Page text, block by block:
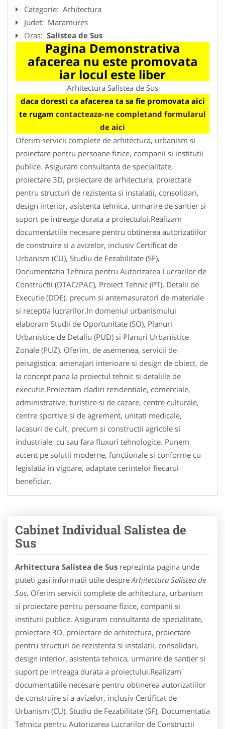
Categorie: Arhitectura
Judet: Maramures
Oras: Salistea de Sus
Pagina Demonstrativa
afacerea nu este promovata
iar locul este liber
Arhitectura Salistea de Sus
daca doresti ca afacerea ta sa fie promovata aici
te rugam contacteaza-ne completand formularul
de aici
Oferim servicii complete de arhitectura, urbanism si
proiectare pentru persoane fizice, companii si institutii
publice. Asiguram consultanta de specialitate,
proiectare 3D, proiectare de arhitectura, proiectare
pentru structuri de rezistenta si instalatii, consolidari,
design interior, asistenta tehnica, urmarire de santier si
suport pe intreaga durata a proiectului.Realizam
documentatiile necesare pentru obtinerea autorizatiilor
de construire si a avizelor, inclusiv Certificat de
Urbanism (CU), Studiu de Fezabilitate (SF),
Documentatia Tehnica pentru Autorizarea Lucrarilor de
Constructii (DTAC/PAC), Proiect Tehnic (PT), Detalii de
Executie (DDE), precum si antemasuratori de materiale
si receptia lucrarilor.In domeniul urbanismului
elaboram Studii de Oportunitate (SO), Planuri
Urbanistice de Detaliu (PUD) si Planuri Urbanistice
Zonale (PUZ). Oferim, de asemenea, servicii de
peisagistica, amenajari interioare si design de obiect, de
la concept pana la proiectul tehnic si detaliile de
executie.Proiectam cladiri rezidentiale, comerciale,
administrative, turistice si de cazare, centre culturale,
centre sportive si de agrement, unitati medicale,
lacasuri de cult, precum si constructii agricole si
industriale, cu sau fara fluxuri tehnologice. Punem
accent pe solutii moderne, functionale si conforme cu
legislatia in vigoare, adaptate cerintelor fiecarui
beneficiar.
Cabinet Individual Salistea de
Sus
Arhitectura Salistea de Sus reprezinta pagina unde
puteti gasi informatii utile despre Arhitectura Salistea de
Sus. Oferim servicii complete de arhitectura, urbanism
si proiectare pentru persoane fizice, companii si
institutii publice. Asiguram consultanta de specialitate,
proiectare 3D, proiectare de arhitectura, proiectare
pentru structuri de rezistenta si instalatii, consolidari,
design interior, asistenta tehnica, urmarire de santier si
suport pe intreaga durata a proiectului.Realizam
documentatiile necesare pentru obtinerea autorizatiilor
de construire si a avizelor, inclusiv Certificat de
Urbanism (CU), Studiu de Fezabilitate (SF), Documentatia
Tehnica pentru Autorizarea Lucrarilor de Constructii